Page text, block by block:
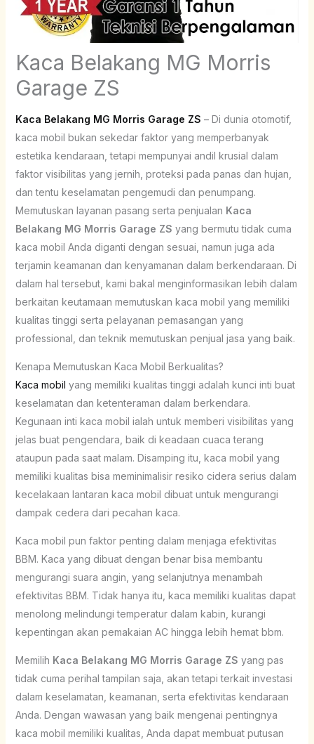
Kaca Belakang MG Morris
Garage ZS
Kaca Belakang MG Morris Garage ZS – Di dunia otomotif,
kaca mobil bukan sekedar faktor yang memperbanyak
estetika kendaraan, tetapi mempunyai andil krusial dalam
faktor visibilitas yang jernih, proteksi pada panas dan hujan,
dan tentu keselamatan pengemudi dan penumpang.
Memutuskan layanan pasang serta penjualan Kaca
Belakang MG Morris Garage ZS yang bermutu tidak cuma
kaca mobil Anda diganti dengan sesuai, namun juga ada
terjamin keamanan dan kenyamanan dalam berkendaraan. Di
dalam hal tersebut, kami bakal menginformasikan lebih dalam
berkaitan keutamaan memutuskan kaca mobil yang memiliki
kualitas tinggi serta pelayanan pemasangan yang
professional, dan teknik memutuskan penjual jasa yang baik.
Kenapa Memutuskan Kaca Mobil Berkualitas?
Kaca mobil yang memiliki kualitas tinggi adalah kunci inti buat
keselamatan dan ketenteraman dalam berkendara.
Kegunaan inti kaca mobil ialah untuk memberi visibilitas yang
jelas buat pengendara, baik di keadaan cuaca terang
ataupun pada saat malam. Disamping itu, kaca mobil yang
memiliki kualitas bisa meminimalisir resiko cidera serius dalam
kecelakaan lantaran kaca mobil dibuat untuk mengurangi
dampak cedera dari pecahan kaca.
Kaca mobil pun faktor penting dalam menjaga efektivitas
BBM. Kaca yang dibuat dengan benar bisa membantu
mengurangi suara angin, yang selanjutnya menambah
efektivitas BBM. Tidak hanya itu, kaca memiliki kualitas dapat
menolong melindungi temperatur dalam kabin, kurangi
kepentingan akan pemakaian AC hingga lebih hemat bbm.
Memilih Kaca Belakang MG Morris Garage ZS yang pas
tidak cuma perihal tampilan saja, akan tetapi terkait investasi
dalam keselamatan, keamanan, serta efektivitas kendaraan
Anda. Dengan wawasan yang baik mengenai pentingnya
kaca mobil memiliki kualitas, Anda dapat membuat putusan